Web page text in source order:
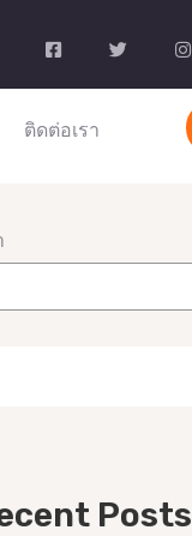
ติดต่อเรา
Posts